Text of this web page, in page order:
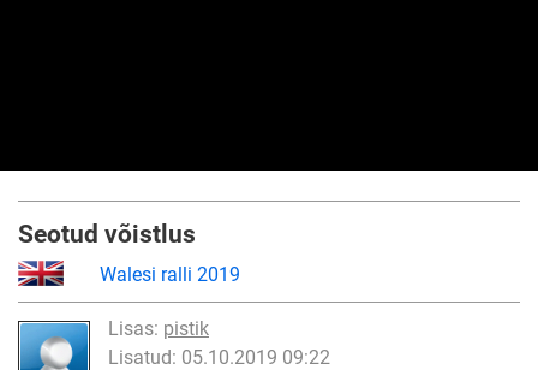
Seotud võistlus
Walesi ralli 2019
Lisas: pistik
Lisatud: 05.10.2019 09:22